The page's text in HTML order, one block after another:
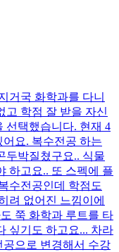
거국 화학과를 다니
고 학점 잘 받을 자신
선택했습니다. 현재 4
요. 복수전공 하는
두박질쳤구요.. 식물
하고요.. 또 스펙에 플
수전공인데 학점도
려 없어진 느낌이에
쭉 화학과 루트를 타
싶기도 하고요... 차라
으로 변경해서 수강